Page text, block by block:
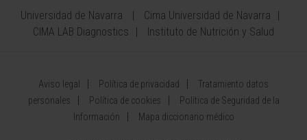
Universidad de Navarra
Cima Universidad de Navarra
CIMA LAB Diagnostics
Instituto de Nutrición y Salud
Aviso legal Política de privacidad
Tratamiento datos
personales
Política de cookies
Política de Seguridad de la
Información
Mapa diccionario médico